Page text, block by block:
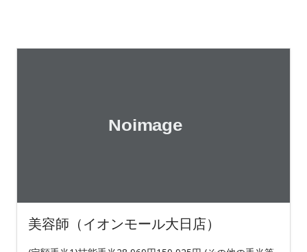
美容師（イオンモール大日店）